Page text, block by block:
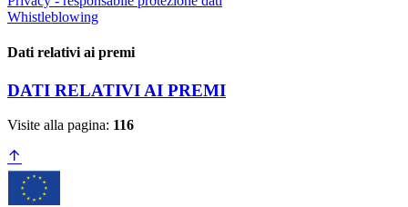
Whistleblowing
Dati relativi ai premi
DATI RELATIVI AI PREMI
Visite alla pagina: 116